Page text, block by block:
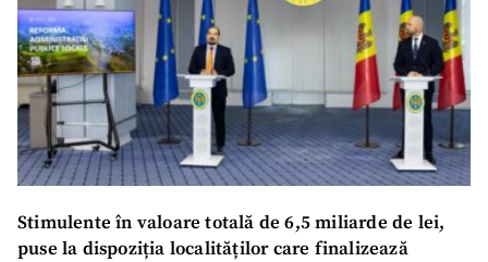
Stimulente în valoare totală de 6,5 miliarde de lei,
puse la dispoziția localităților care finalizează